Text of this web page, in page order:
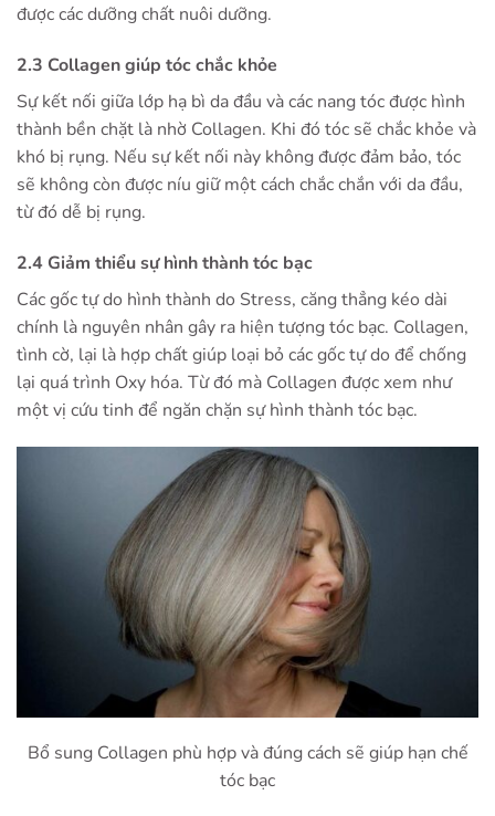
được các dưỡng chất nuôi dưỡng.
2.3 Collagen giúp tóc chắc khỏe
Sự kết nối giữa lớp hạ bì da đầu và các nang tóc được hình
thành bền chặt là nhờ Collagen. Khi đó tóc sẽ chắc khỏe và
khó bị rụng. Nếu sự kết nối này không được đảm bảo, tóc
sẽ không còn được níu giữ một cách chắc chắn với da đầu,
từ đó dễ bị rụng.
2.4 Giảm thiểu sự hình thành tóc bạc
Các gốc tự do hình thành do Stress, căng thẳng kéo dài
chính là nguyên nhân gây ra hiện tượng tóc bạc. Collagen,
tình cờ, lại là hợp chất giúp loại bỏ các gốc tự do để chống
lại quá trình Oxy hóa. Từ đó mà Collagen được xem như
một vị cứu tinh để ngăn chặn sự hình thành tóc bạc.
Bổ sung Collagen phù hợp và đúng cách sẽ giúp hạn chế
tóc bạc